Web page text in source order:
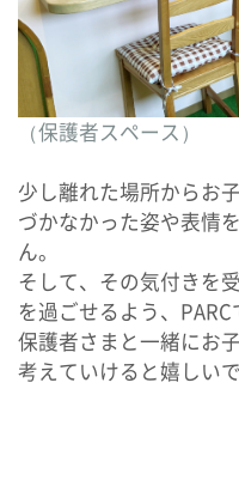
（保護者スペース）
少し離れた場所からお
づかなかった姿や表情
ん。
そして、その気付きを
を過ごせるよう、
保護者さまと一緒にお
考えていけると嬉しい